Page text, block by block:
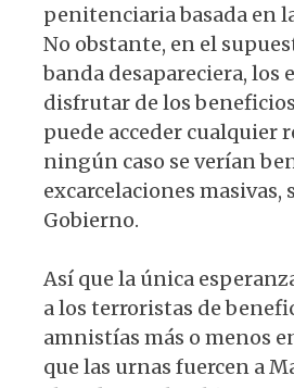
penitenciaria basada en
No obstante, en el
banda desapareciera, los
disfrutar de los
puede acceder cualquier
ningún caso se verían
excarcelaciones masivas,
Gobierno.
Así que la única
a los terroristas de
amnistías más o menos
que las urnas fuercen a